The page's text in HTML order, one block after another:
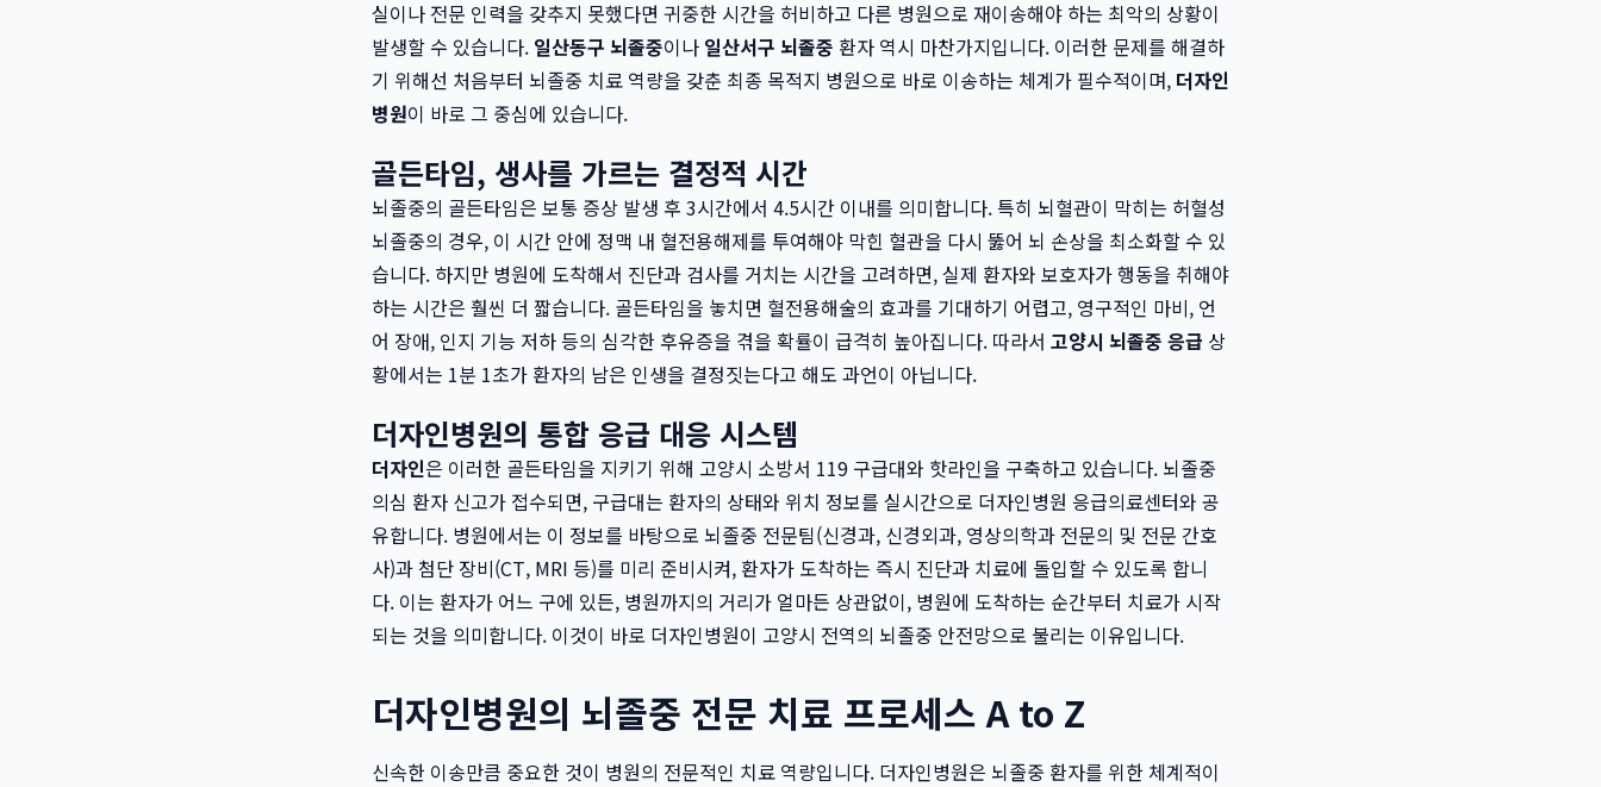
실이나 전문 인력을 갖추지 못했다면 귀중한 시간을 허비하고 다른 병원으로 재이송해야 하는 최악의 상황이
발생할 수 있습니다. 일산동구 뇌졸중이나 일산서구 뇌졸중 환자 역시 마찬가지입니다. 이러한 문제를 해결하
기 위해선 처음부터 뇌졸중 치료 역량을 갖춘 최종 목적지 병원으로 바로 이송하는 체계가 필수적이며, 더자인
병원이 바로 그 중심에 있습니다.
골든타임, 생사를 가르는 결정적 시간
뇌졸중의 골든타임은 보통 증상 발생 후 3시간에서 4.5시간 이내를 의미합니다. 특히 뇌혈관이 막히는 허혈성
뇌졸중의 경우, 이 시간 안에 정맥 내 혈전용해제를 투여해야 막힌 혈관을 다시 뚫어 뇌 손상을 최소화할 수 있
습니다. 하지만 병원에 도착해서 진단과 검사를 거치는 시간을 고려하면, 실제 환자와 보호자가 행동을 취해야
하는 시간은 훨씬 더 짧습니다. 골든타임을 놓치면 혈전용해술의 효과를 기대하기 어렵고, 영구적인 마비, 언
어 장애, 인지 기능 저하 등의 심각한 후유증을 겪을 확률이 급격히 높아집니다. 따라서 고양시 뇌졸중 응급 상
황에서는 1분 1초가 환자의 남은 인생을 결정짓는다고 해도 과언이 아닙니다.
더자인병원의 통합 응급 대응 시스템
더자인은 이러한 골든타임을 지키기 위해 고양시 소방서 119 구급대와 핫라인을 구축하고 있습니다. 뇌졸중
의심 환자 신고가 접수되면, 구급대는 환자의 상태와 위치 정보를 실시간으로 더자인병원 응급의료센터와 공
유합니다. 병원에서는 이 정보를 바탕으로 뇌졸중 전문팀(신경과, 신경외과, 영상의학과 전문의 및 전문 간호
사)과 첨단 장비(CT, MRI 등)를 미리 준비시켜, 환자가 도착하는 즉시 진단과 치료에 돌입할 수 있도록 합니
다. 이는 환자가 어느 구에 있든, 병원까지의 거리가 얼마든 상관없이, 병원에 도착하는 순간부터 치료가 시작
되는 것을 의미합니다. 이것이 바로 더자인병원이 고양시 전역의 뇌졸중 안전망으로 불리는 이유입니다.
더자인병원의 뇌졸중 전문 치료 프로세스 A to Z
신속한 이송만큼 중요한 것이 병원의 전문적인 치료 역량입니다. 더자인병원은 뇌졸중 환자를 위한 체계적이